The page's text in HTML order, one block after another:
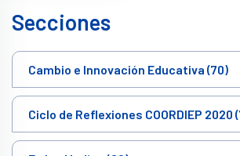
Secciones
Cambio e Innovación Educativa (70)
Ciclo de Reflexiones COORDIEP 2020